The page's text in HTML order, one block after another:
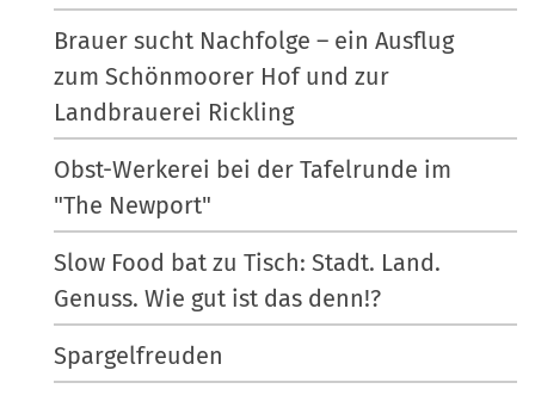
Brauer sucht Nachfolge – ein Ausflug
zum Schönmoorer Hof und zur
Landbrauerei Rickling
Obst-Werkerei bei der Tafelrunde im
"The Newport"
Slow Food bat zu Tisch: Stadt. Land.
Genuss. Wie gut ist das denn!?
Spargelfreuden